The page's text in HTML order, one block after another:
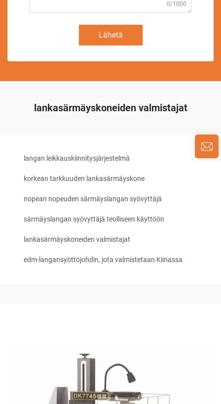
0/1000
Lähetä
lankasärmäyskoneiden valmistajat
langan leikkauskiinnitysjärjestelmä
korkean tarkkuuden lankasärmäyskone
nopean nopeuden särmäyslangan syövyttäjä
särmäyslangan syövyttäjä teolliseen käyttöön
lankasärmäyskoneiden valmistajat
edm-langansyöttöjohdin, jota valmistetaan Kiinassa